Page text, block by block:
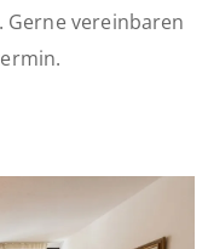
Gerne vereinbaren